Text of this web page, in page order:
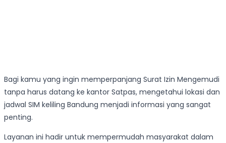
Bagi kamu yang ingin memperpanjang Surat Izin Mengemudi
tanpa harus datang ke kantor Satpas, mengetahui lokasi dan
jadwal SIM keliling Bandung menjadi informasi yang sangat
penting.
Layanan ini hadir untuk mempermudah masyarakat dalam